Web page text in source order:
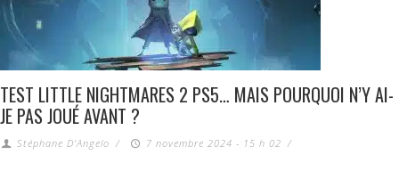
TEST LITTLE NIGHTMARES 2 PS5… MAIS POURQUOI N’Y AI-
JE PAS JOUÉ AVANT ?
Stéphane D'Angelo / 7 novembre 2024 - 15 h 02 /